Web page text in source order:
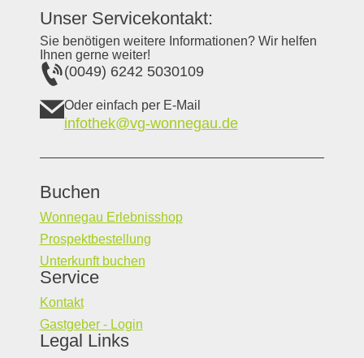
Unser Servicekontakt:
Sie benötigen weitere Informationen? Wir helfen
Ihnen gerne weiter!
(0049) 6242 5030109
Oder einfach per E-Mail
infothek@vg-wonnegau.de
Buchen
Wonnegau Erlebnisshop
Prospektbestellung
Unterkunft buchen
Service
Kontakt
Gastgeber - Login
Legal Links